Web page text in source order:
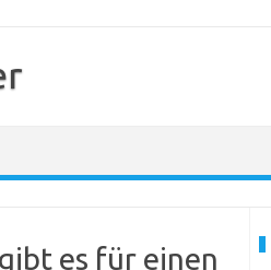
es für einen